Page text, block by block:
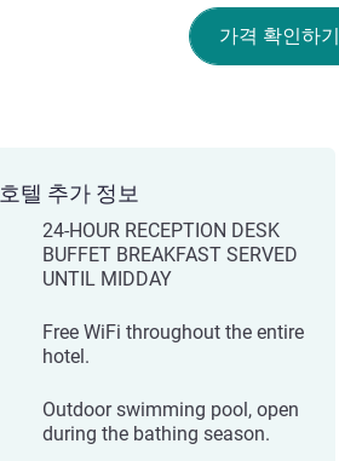
가격 확인하기
호텔 추가 정보
24-HOUR RECEPTION DESK
BUFFET BREAKFAST SERVED
UNTIL MIDDAY
Free WiFi throughout the entire
hotel.
Outdoor swimming pool, open
during the bathing season.